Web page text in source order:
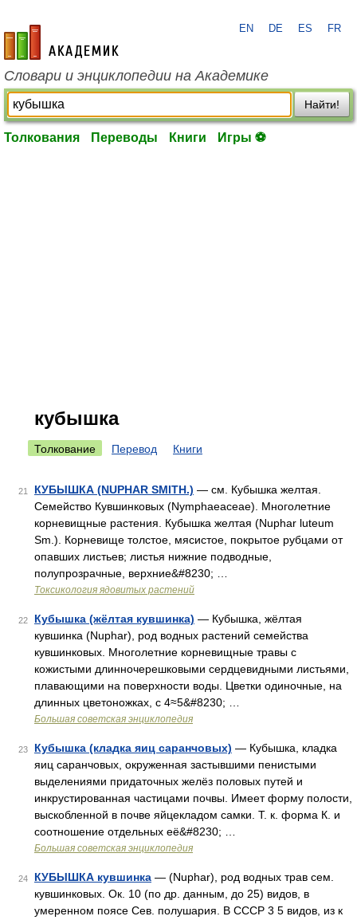
academic.ru
EN DE ES FR
Словари и энциклопедии на Академике
Найти!
Толкования Переводы Книги Игры ⚽
кубышка
Толкование Перевод Книги
21 КУБЫШКА (NUPHAR SMITH.) — см. Кубышка желтая.
Семейство Кувшинковых (Nymphaeaceae). Многолетние
корневищные растения. Кубышка желтая (Nuphar luteum
Sm.). Корневище толстое, мясистое, покрытое рубцами от
опавших листьев; листья нижние подводные,
полупрозрачные, верхние&#8230; …
Токсикология ядовитых растений
22 Кубышка (жёлтая кувшинка) — Кубышка, жёлтая
кувшинка (Nuphar), род водных растений семейства
кувшинковых. Многолетние корневищные травы с
кожистыми длинночерешковыми сердцевидными листьями,
плавающими на поверхности воды. Цветки одиночные, на
длинных цветоножках, с 4≈5&#8230; …
Большая советская энциклопедия
23 Кубышка (кладка яиц саранчовых) — Кубышка, кладка
яиц саранчовых, окруженная застывшими пенистыми
выделениями придаточных желёз половых путей и
инкрустированная частицами почвы. Имеет форму полости,
выскобленной в почве яйцекладом самки. Т. к. форма К. и
соотношение отдельных её&#8230; …
Большая советская энциклопедия
24 КУБЫШКА кувшинка — (Nuphar), род водных трав сем.
кувшинковых. Ок. 10 (по др. данным, до 25) видов, в
умеренном поясе Сев. полушария. В СССР 3 5 видов, из к